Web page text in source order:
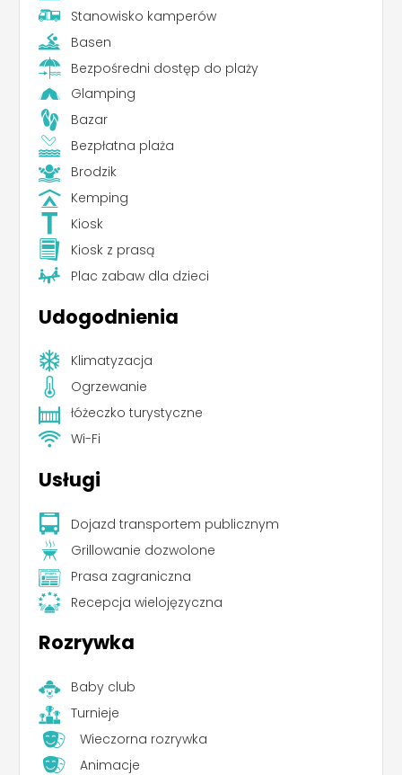
Stanowisko kamperów
Basen
Bezpośredni dostęp do plaży
Glamping
Bazar
Bezpłatna plaża
Brodzik
Kemping
Kiosk
Kiosk z prasą
Plac zabaw dla dzieci
Udogodnienia
Klimatyzacja
Ogrzewanie
łóżeczko turystyczne
Wi-Fi
Usługi
Dojazd transportem publicznym
Grillowanie dozwolone
Prasa zagraniczna
Recepcja wielojęzyczna
Rozrywka
Baby club
Turnieje
Wieczorna rozrywka
Animacje